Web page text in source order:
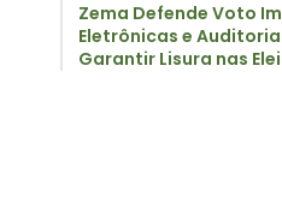
Zema Defende Voto
Eletrônicas e
Garantir Lisura nas